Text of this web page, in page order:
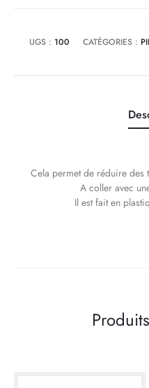
UGS : 100 CATÉGORIES :
Cela permet de réduire des
A coller avec
Il est fait en